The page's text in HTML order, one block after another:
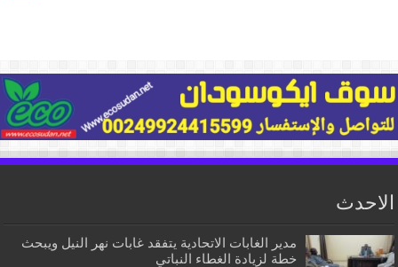
الاحدث
مدير الغابات الاتحادية يتفقد غابات نهر النيل ويبحث
خطة لزيادة الغطاء النباتي